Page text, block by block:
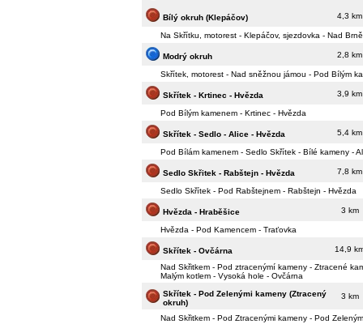
Bílý okruh (Klepáčov) 4,3 km
Na Skřítku, motorest - Klepáčov, sjezdovka - Nad
Modrý okruh 2,8 km
Skřítek, motorest - Nad sněžnou jámou - Pod Bílým
Skřítek - Krtinec - Hvězda 3,9 km
Pod Bílým kamenem - Krtinec - Hvězda
Skřítek - Sedlo - Alice - Hvězda 5,4 km
Pod Bílám kamenem - Sedlo Skřítek - Bílé kameny -
Sedlo Skřitek - Rabštejn - Hvězda 7,8 km
Sedlo Skřítek - Pod Rabštejnem - Rabštejn - Hvězda
Hvězda - Hraběšice 3 km
Hvězda - Pod Kamencem - Traťovka
Skřítek - Ovčárna 14,9
Nad Skřitkem - Pod ztracenýmí kameny - Ztracené
Malým kotlem - Vysoká hole - Ovčárna
Skřítek - Pod Zelenými kameny (Ztracený
okruh)
3 km
Nad Skřitkem - Pod Ztracenými kameny - Pod